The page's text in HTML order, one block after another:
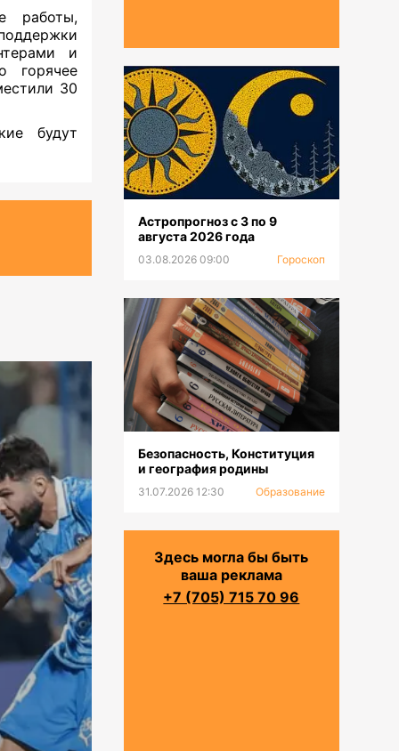
работы,
и
горячее
30
будут
Астропрогноз с 3 по 9
августа 2026 года
03.08.2026 09:00 Гороскоп
Безопасность, Конституция
и география родины
31.07.2026 12:30 Образование
Здесь могла бы быть
ваша реклама
+7 (705) 715 70 96